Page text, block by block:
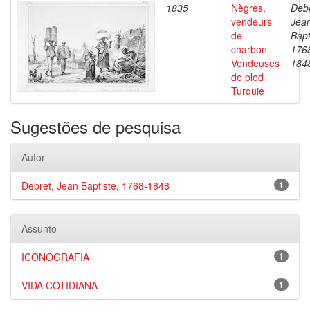
1835
Nègres,
vendeurs
de
charbon.
Vendeuses
de pled
Turquie
Sugestões de pesquisa
Autor
1
Debret, Jean Baptiste, 1768-1848
Assunto
1
ICONOGRAFIA
1
VIDA COTIDIANA